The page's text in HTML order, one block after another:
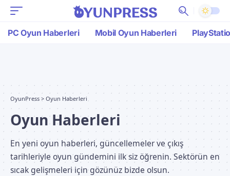
PC Oyun Haberleri Mobil Oyun Haberleri
OyunPress > Oyun Haberleri
Oyun Haberleri
En yeni oyun haberleri, güncellemeler ve çıkış
tarihleriyle oyun gündemini ilk siz öğrenin. Sektörün en
sıcak gelişmeleri için gözünüz bizde olsun.